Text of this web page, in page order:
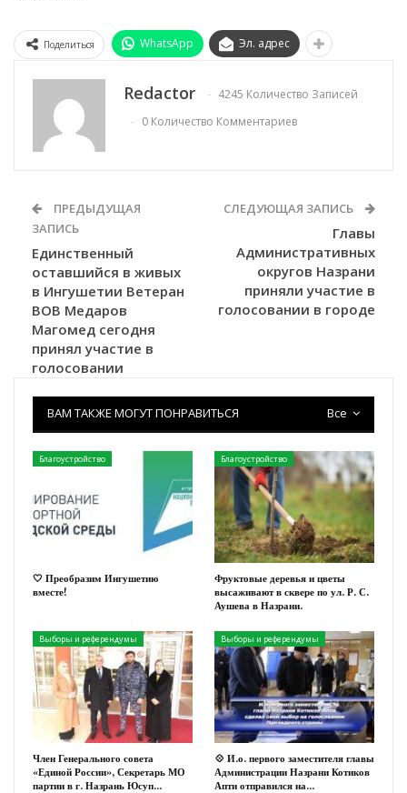
Поделиться WhatsApp Эл. адрес
Redactor
4245 Количество Записей
0 Количество Комментариев
ПРЕДЫДУЩАЯ
ЗАПИСЬ
Единственный
оставшийся в живых
в Ингушетии Ветеран
ВОВ Медаров
Магомед сегодня
принял участие в
голосовании
СЛЕДУЮЩАЯ ЗАПИСЬ
Главы
Административных
округов Назрани
приняли участие в
голосовании в городе
Все
ВАМ ТАКЖЕ МОГУТ ПОНРАВИТЬСЯ
Благоустройство
🤍 Преобразим Ингушетию
вместе!
Благоустройство
Фруктовые деревья и цветы
высаживают в сквере по ул. Р. С.
Аушева в Назрани.
Выборы и референдумы
Член Генерального совета
«Единой России», Секретарь МО
партии в г. Назрань Юсуп…
Выборы и референдумы
💠 И.о. первого заместителя главы
Администрации Назрани Котиков
Апти отправился на…